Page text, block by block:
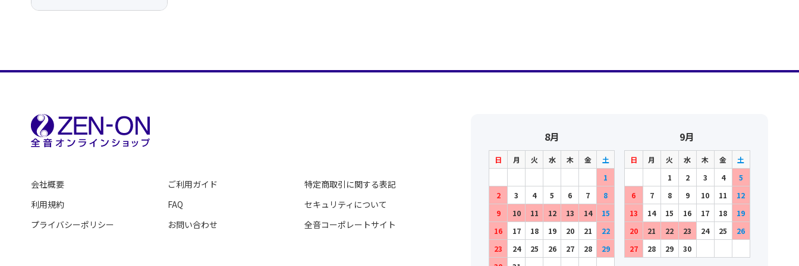
会社概要
利用規約
プライバシーポリシー
ご利用ガイド
FAQ
お問い合わせ
特定商取引に関する表記
セキュリティについて
全音コーポレートサイト
8月
日 月 火 水 木 金
土
1
2
3 4 5 6 7
8
9
10 11 12 13 14
15
16
17 18 19 20 21
22
23
24 25 26 27 28
29
9月
日 月 火 水 木 金
土
1
2 3 4
5
6
7 8 9 10 11
12
13
14 15 16 17 18
19
20
21 22 23 24 25
26
27
28 29 30